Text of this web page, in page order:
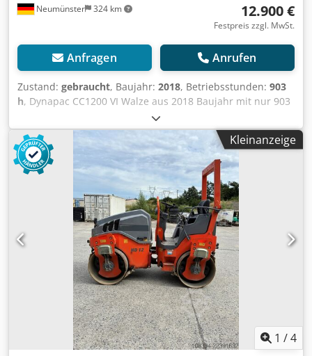
Neumünster 324 km 12.900 €
Festpreis zzgl. MwSt.
Anfragen Anrufen
Zustand: gebraucht, Baujahr: 2018, Betriebsstunden: 903
h, Dynapac CC1200 VI Walze aus 2018 Baujahr mit nur 903
Stunden: ----* Hersteller: Dynapac * Typ: CC1200 VI *
Baujahr: 2018 * Abgelesene Betriebsstunden: ca. 903 *
Betriebsgewicht: ca. 2.550 KG * Arbeitsbreite: 1.2 Meter *
Kubota Diesel Motor * Wasserberieselung * Guter Zustand
* Video auf Anfrage (Whats APP Erik) * Preis: 12.900 Euro,
netto + 19% MwSt. Codszq Aitjpfx Amgeha ----Für weitere
Fragen bitte anrufen: Erik Kortum: Whats App ?Alle
Angaben ohne Gewähr und Garantie, Irrtümer und
Zwischenverkauf vorbehalten. ?
Kleinanzeige
1 /4